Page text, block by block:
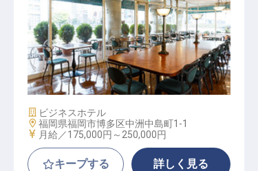
レストランサービス（残業なし／週
休2日制／セカンドキャリア支援）
施設業態
ビジネスホテル
勤務地
福岡県福岡市博多区中洲中島町1-1
給与
月給／175,000円～ 250,000円
キープする 詳しく見る